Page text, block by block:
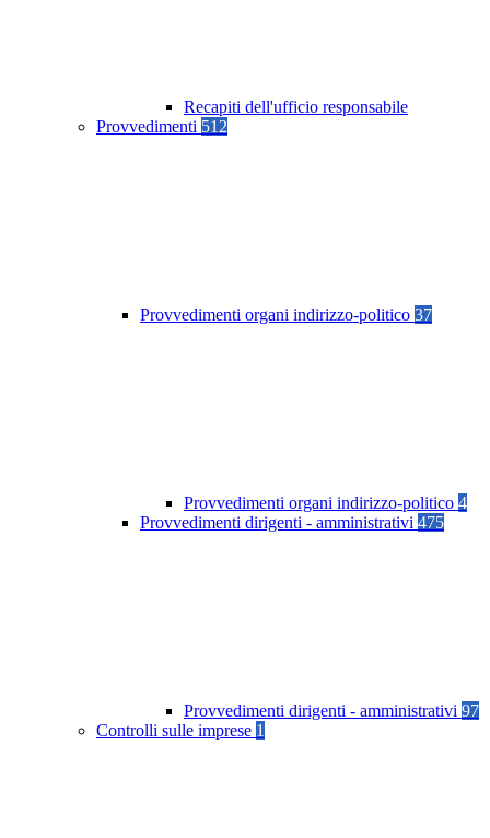
Recapiti dell'ufficio responsabile
Provvedimenti 512
Provvedimenti organi indirizzo-politico 37
Provvedimenti organi indirizzo-politico 4
Provvedimenti dirigenti - amministrativi 475
Provvedimenti dirigenti - amministrativi 97
Controlli sulle imprese 1